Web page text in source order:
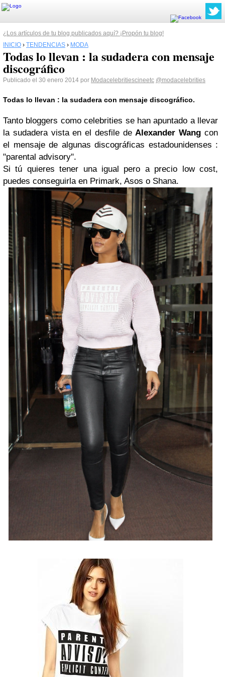
¿Los artículos de tu blog publicados aquí? ¡Propón tu blog!
INICIO › TENDENCIAS › MODA
Todas lo llevan : la sudadera con mensaje
discográfico
Publicado el 30 enero 2014 por Modacelebritiescineetc @modacelebrities
Todas lo llevan : la sudadera con mensaje discográfico.
Tanto bloggers como celebrities se han apuntado a llevar
la sudadera vista en el desfile deAlexander Wang con
el mensaje de algunas discográficas estadounidenses :
"parental advisory".
Si tú quieres tener una igual pero a precio low cost,
puedes conseguirla en Primark, Asos o Shana.